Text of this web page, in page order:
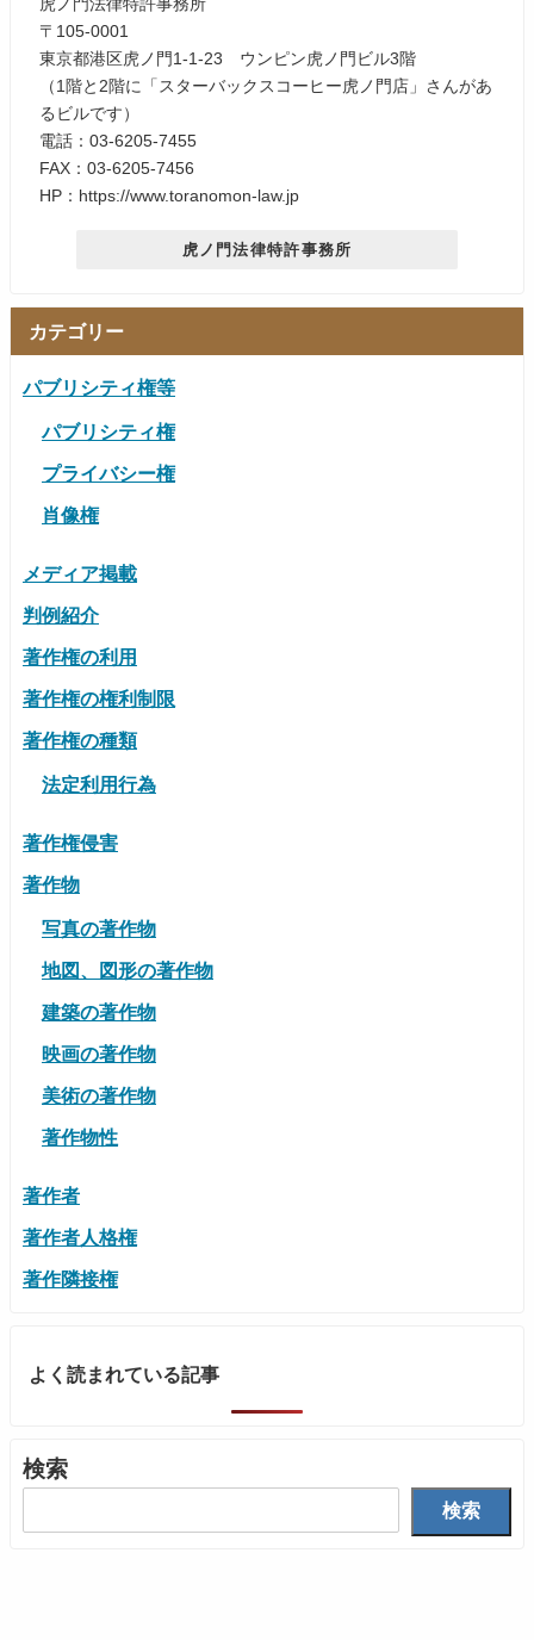
虎ノ門法律特許事務所
〒105-0001
東京都港区虎ノ門1-1-23 ウンピン虎ノ門ビル3階
（1階と2階に「スターバックスコーヒー虎ノ門店」さんがあ
るビルです）
電話：03-6205-7455
FAX：03-6205-7456
HP：https://www.toranomon-law.jp
虎ノ門法律特許事務所
カテゴリー
パブリシティ権等
パブリシティ権
プライバシー権
肖像権
メディア掲載
判例紹介
著作権の利用
著作権の権利制限
著作権の種類
法定利用行為
著作権侵害
著作物
写真の著作物
地図、図形の著作物
建築の著作物
映画の著作物
美術の著作物
著作物性
著作者
著作者人格権
著作隣接権
よく読まれている記事
検索
検索